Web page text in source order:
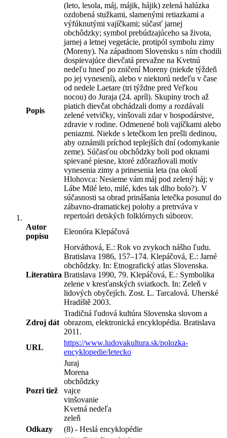
Popis
(leto, lesola, máj, májik, hájik) zelená halúzka
ozdobená stužkami, slamenými retiazkami a
výfúknutými vajíčkami; súčasť jarnej
obchôdzky; symbol prebúdzajúceho sa života,
jarnej a letnej vegetácie, protipól symbolu zimy
(Moreny). Na západnom Slovensku s ním chodili
dospievajúce dievčatá prevažne na Kvetnú
nedeľu hneď po zničení Moreny (niekde týždeň
po jej vynesení), alebo v niektorú nedeľu v čase
od nedele Laetare (tri týždne pred Veľkou
nocou) do Juraja (24. apríl). Skupiny troch až
piatich dievčat obchádzali domy a rozdávali
zelené vetvičky, vinšovali zdar v hospodárstve,
zdravie v rodine. Odmenené boli vajíčkami alebo
peniazmi. Niekde s letečkom len prešli dedinou,
aby oznámili príchod teplejších dní (odomykanie
zeme). Súčasťou obchôdzky boli pod oknami
spievané piesne, ktoré zdôrazňovali motív
vynesenia zimy a prinesenia leta (na okolí
Hlohovca: Nesieme vám máj pod zelený háj; v
Lábe Milé leto, milé, kdes tak dlho bolo?). V
súčasnosti sa obrad prinášania letečka posunul do
zábavno-dramatickej polohy a pretrváva v
repertoári detských folklórnych súborov.
Autor
popisu
Eleonóra Klepáčová
Literatúra
Horváthová, E.: Rok vo zvykoch nášho ľudu.
Bratislava 1986, 157–174. Klepáčová, E.: Jarné
obchôdzky. In: Etnografický atlas Slovenska.
Bratislava 1990, 79. Klepáčová, E.: Symbolika
zelene v kresťanských sviatkoch. In: Zeleň v
lidových obyčejích. Zost. L. Tarcalová. Uherské
Hradiště 2003.
Zdroj dát
Tradičná ľudová kultúra Slovenska slovom a
obrazom, elektronická encyklopédia. Bratislava
2011.
URL
https://www.ludovakultura.sk/polozka-
encyklopedie/letecko
Pozri tiež
Juraj
Morena
obchôdzky
vajce
vinšovanie
Kvetná nedeľa
zeleň
Odkazy
(8) - Heslá encyklopédie